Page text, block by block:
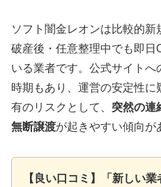
ソフト闇金レオンは比較的
破産後・任意整理中でも即日
いる業者です。公式サイト
時期もあり、運営の安定性
有のリスクとして、 突然の連
無断譲渡が起きやすい傾向が
【良い口コミ】「新しい